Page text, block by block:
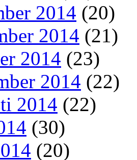
2014 (20)
2014 (21)
2014 (23)
2014 (22)
2014 (22)
(30)
(20)